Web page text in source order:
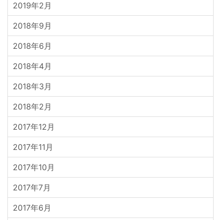
2019年2月
2018年9月
2018年6月
2018年4月
2018年3月
2018年2月
2017年12月
2017年11月
2017年10月
2017年7月
2017年6月